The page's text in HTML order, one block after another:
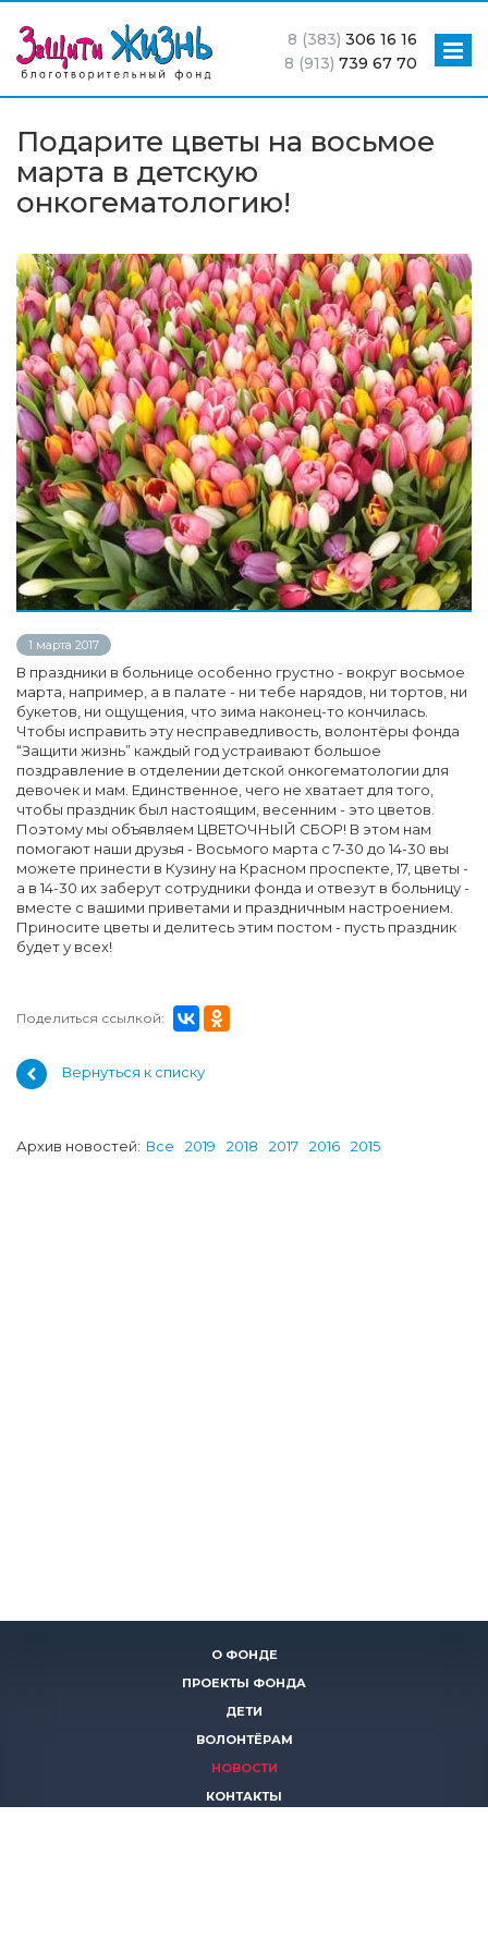
8 (383) 306 16 16
8 (913) 739 67 70
Подарите цветы на восьмое
марта в детскую
онкогематологию!
1 марта 2017
В праздники в больнице особенно грустно - вокруг восьмое
марта, например, а в палате - ни тебе нарядов, ни тортов, ни
букетов, ни ощущения, что зима наконец-то кончилась.
Чтобы исправить эту несправедливость, волонтёры фонда
“Защити жизнь” каждый год устраивают большое
поздравление в отделении детской онкогематологии для
девочек и мам. Единственное, чего не хватает для того,
чтобы праздник был настоящим, весенним - это цветов.
Поэтому мы объявляем ЦВЕТОЧНЫЙ СБОР! В этом нам
помогают наши друзья - Восьмого марта с 7-30 до 14-30 вы
можете принести в Кузину на Красном проспекте, 17, цветы -
а в 14-30 их заберут сотрудники фонда и отвезут в больницу -
вместе с вашими приветами и праздничным настроением.
Приносите цветы и делитесь этим постом - пусть праздник
будет у всех!
Поделиться ссылкой:
Вернуться к списку
Архив новостей: Все 2019 2018 2017 2016 2015
О ФОНДЕ
ПРОЕКТЫ ФОНДА
ДЕТИ
ВОЛОНТЁРАМ
НОВОСТИ
КОНТАКТЫ